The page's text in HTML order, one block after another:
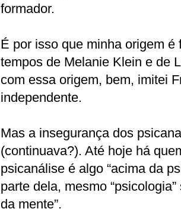
formador.
É por isso que minha origem é
tempos de Melanie Klein e de
com essa origem, bem, imitei
independente.
Mas a insegurança dos
(continuava?). Até hoje há
psicanálise é algo “acima da
parte dela, mesmo
da mente”.